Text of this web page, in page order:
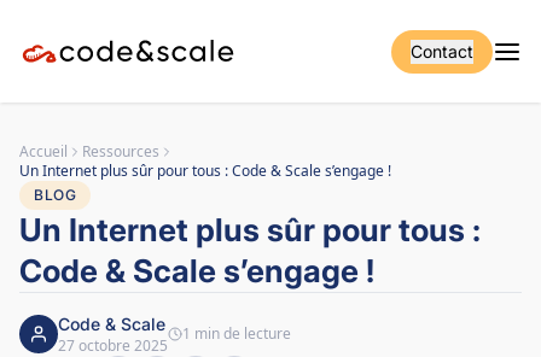
Contact
Accueil
Ressources
Un Internet plus sûr pour tous : Code & Scale s’engage !
BLOG
Un Internet plus sûr pour tous :
Code & Scale s’engage !
Code & Scale
27 octobre 2025
1 min de lecture